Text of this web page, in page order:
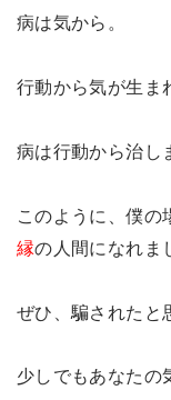
病は気から。
行動から気が生ま
病は行動から治し
このように、僕の
縁の人間になれま
ぜひ、騙されたと
少しでもあなたの